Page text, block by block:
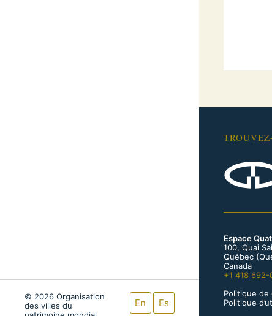
© 2026 Organisation
des villes du
En Es
Espace
100, Quai
Québec
Canada
+1 418 692-
Politique
Politique